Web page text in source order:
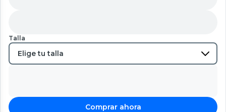
Talla
Comprar ahora